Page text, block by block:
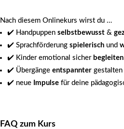
Nach diesem Onlinekurs wirst du …
✔️ Handpuppen selbstbewusst &
✔️ Sprachförderung spielerisch und
✔️ Kinder emotional sicher begleiten
✔️ Übergänge entspannter gestalten
✔️ neue Impulse für deine
FAQ zum Kurs